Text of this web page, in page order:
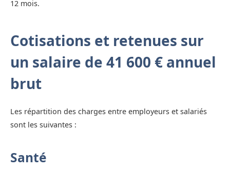
12 mois.
Cotisations et retenues sur
un salaire de 41 600 € annuel
brut
Les répartition des charges entre employeurs et salariés
sont les suivantes :
Santé